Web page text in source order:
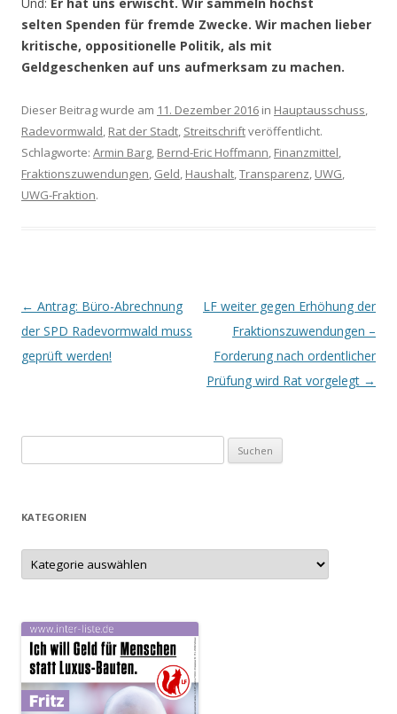
selten Spenden für fremde Zwecke. Wir machen lieber
kritische, oppositionelle Politik, als mit
Geldgeschenken auf uns aufmerksam zu machen.
Dieser Beitrag wurde am 11. Dezember 2016 in Hauptausschuss,
Radevormwald, Rat der Stadt, Streitschriftveröffentlicht.
Schlagworte: Armin Barg, Bernd-Eric Hoffmann, Finanzmittel,
Fraktionszuwendungen, Geld, Haushalt,Transparenz, UWG,
UWG-Fraktion.
Beitrags-
Navigation
← Antrag: Büro-Abrechnung
der SPD Radevormwald muss
geprüft werden!
LF weiter gegen Erhöhung der
Fraktionszuwendungen –
Forderung nach ordentlicher
Prüfung wird Rat vorgelegt →
u
h
n
n
h
KATEGORIEN
K
t